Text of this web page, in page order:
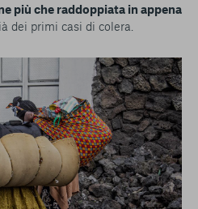
più che raddoppiata in appena
dei primi casi di colera.